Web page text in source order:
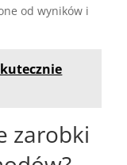
od wyników i
zarobki